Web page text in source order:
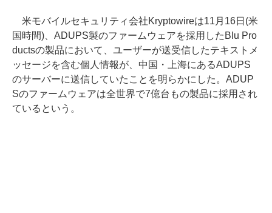
米モバイルセキュリティ会社Kryptowireは11月16日(米
国時間)、ADUPS製のファームウェアを採用したBlu Pro
ductsの製品において、ユーザーが送受信したテキストメ
ッセージを含む個人情報が、中国・上海にあるADUPS
のサーバーに送信していたことを明らかにした。ADUP
Sのファームウェアは全世界で7億台もの製品に採用され
ているという。